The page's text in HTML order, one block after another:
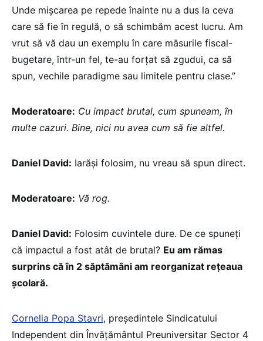
Unde mișcarea pe repede înainte nu a dus la ceva
care să fie în regulă, o să schimbăm acest lucru. Am
vrut să vă dau un exemplu în care măsurile fiscal-
bugetare, într-un fel, te-au forțat să zgudui, ca să
spun, vechile paradigme sau limitele pentru clase.”
Moderatoare: Cu impact brutal, cum spuneam, în
multe cazuri. Bine, nici nu avea cum să fie altfel.
Daniel David: Iarăși folosim, nu vreau să spun direct.
Moderatoare: Vă rog.
Daniel David: Folosim cuvintele dure. De ce spuneți
că impactul a fost atât de brutal? Eu am rămas
surprins că în 2 săptămâni am reorganizat rețeaua
școlară.
Cornelia Popa Stavri, președintele Sindicatului
Independent din Învăţământul Preuniversitar Sector 4